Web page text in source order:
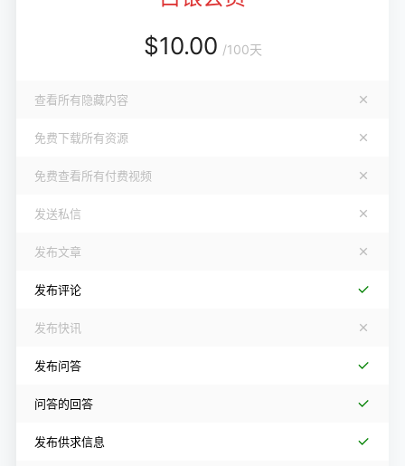
$10.00 /100天
查看所有隐藏内容
免费下载所有资源
免费查看所有付费视频
发送私信
发布文章
发布评论
发布快讯
发布问答
问答的回答
发布供求信息